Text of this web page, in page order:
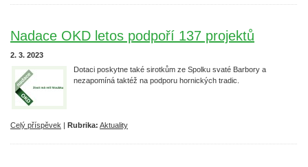
Nadace OKD letos podpoří 137 projektů
2. 3. 2023
Dotaci poskytne také sirotkům ze Spolku svaté Barbory a
nezapomíná taktéž na podporu hornických tradic.
Celý příspěvek | Rubrika: Aktuality